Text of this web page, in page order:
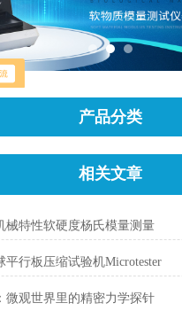
产品分类
相关文章
械特性软硬度杨氏模量测量
平行板压缩试验机Microtester
微观世界里的精密力学探针